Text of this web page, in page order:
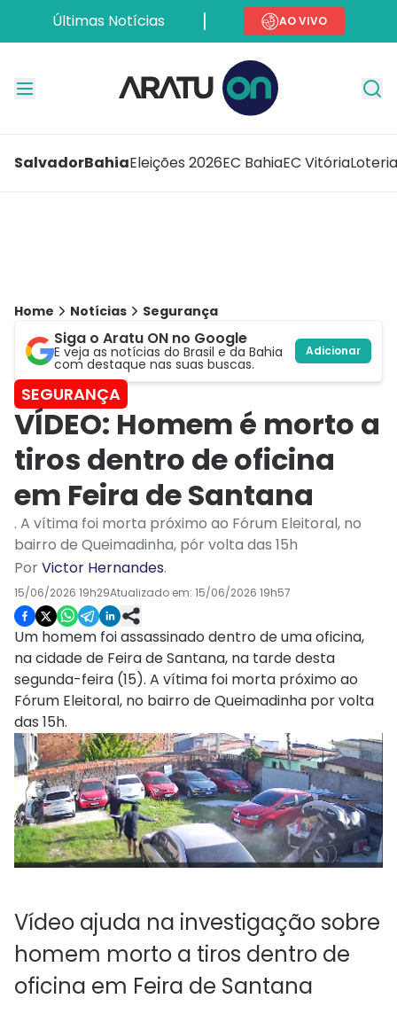
Últimas Notícias AO VIVO
SalvadorBahiaEleições 2026EC BahiaEC Vitória
Home Notícias Segurança
Siga o Aratu ON no Google
E veja as notícias do Brasil e da Bahia
com destaque nas suas buscas.
Adicionar
SEGURANÇA
VÍDEO: Homem é morto a
tiros dentro de oficina
em Feira de Santana
. A vítima foi morta próximo ao Fórum Eleitoral, no
bairro de Queimadinha, pór volta das 15h
PorVictor Hernandes.
15/06/2026 19h29Atualizado em: 15/06/2026 19h57
Um homem foi assassinado dentro de uma oficina,
na cidade de Feira de Santana, na tarde desta
segunda-feira (15). A vítima foi morta próximo ao
Fórum Eleitoral, no bairro de Queimadinha por volta
das 15h.
Vídeo ajuda na investigação sobre
homem morto a tiros dentro de
oficina em Feira de Santana